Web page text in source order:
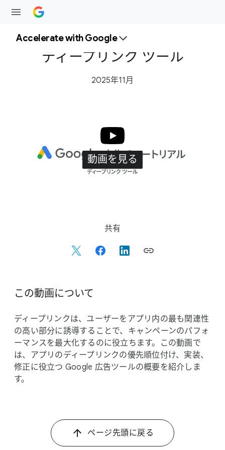
Accelerate with Google
ディープリンク ツール
2025年11月
動画を​見る
M
d
u
l
e
共有
この​動画に​ついて
ディープリンクは、​ユーザーを​アプリ内の​最も​関連性
の​高い​部分に​誘導する​ことで、​キャンペーンの​パフォ
ーマンスを​最大化するのに​役立ちます。​この​動画で
は、​アプリの​ディープリンクの​優先順位付け、​実装、​
修正に​役立つ Google 広告ツールの​概要を​紹介しま
す。
ページ先頭に​戻る